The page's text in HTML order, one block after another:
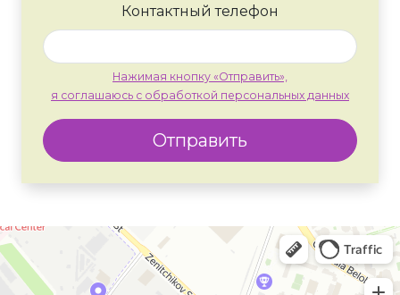
Контактный телефон
Нажимая кнопку «Отправить»,
я соглашаюсь с обработкой персональных данных
Отправить
Москва
Яндекс Карты — транспорт, навигация, поиск мест